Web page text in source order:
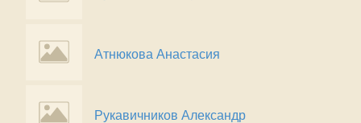
Атнюкова Анастасия
Рукавичников Александр